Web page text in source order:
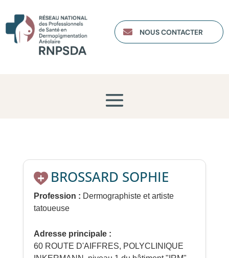
 NOUS CONTACTER
BROSSARD SOPHIE
Profession : Dermographiste et artiste
tatoueuse
Adresse principale :
60 ROUTE D'AIFFRES, POLYCLINIQUE